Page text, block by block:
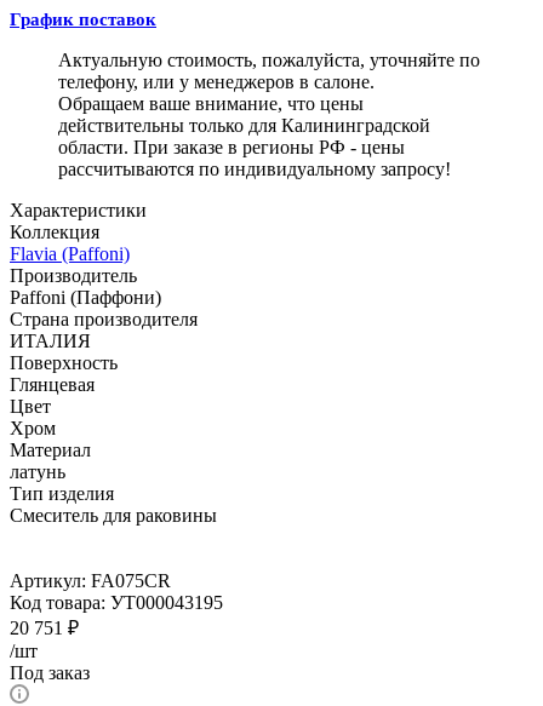
График поставок
Актуальную стоимость, пожалуйста, уточняйте по
телефону, или у менеджеров в салоне.
Обращаем ваше внимание, что цены
действительны только для Калининградской
области. При заказе в регионы РФ - цены
рассчитываются по индивидуальному запросу!
Характеристики
Коллекция
Flavia (Paffoni)
Производитель
Paffoni (Паффони)
Страна производителя
ИТАЛИЯ
Поверхность
Глянцевая
Цвет
Хром
Материал
латунь
Тип изделия
Смеситель для раковины
Артикул: FA075CR
Код товара: УТ000043195
20 751 ₽
/шт
Под заказ